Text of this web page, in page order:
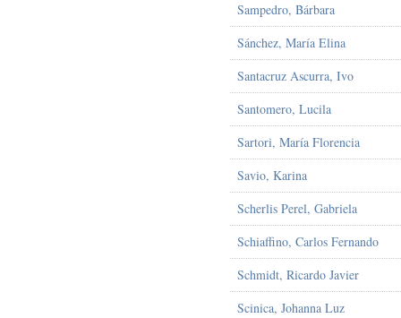
Sampedro, Bárbara
Sánchez, María Elina
Santacruz Ascurra, Ivo
Santomero, Lucila
Sartori, María Florencia
Savio, Karina
Scherlis Perel, Gabriela
Schiaffino, Carlos Fernando
Schmidt, Ricardo Javier
Scinica, Johanna Luz